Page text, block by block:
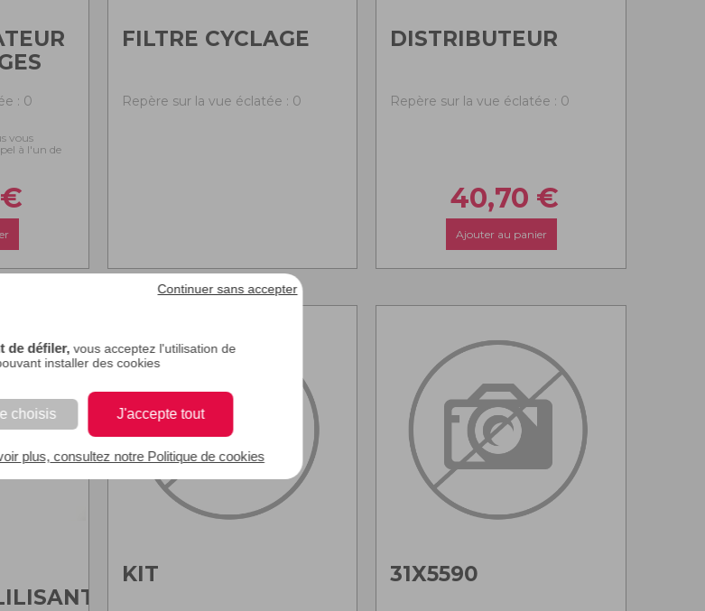
de défiler, vous acceptez l'utilisation de
installer des cookies
choisis J'accepte tout
Continuer sans accepter
plus, consultez notre Politique de cookies
: 0
vous
à l'un de
€
FILTRE CYCLAGE
Repère sur la vue éclatée : 0
DISTRIBUTEUR
Repère sur la vue éclatée : 0
40,70 €
Ajouter au panier
KIT 31X5590